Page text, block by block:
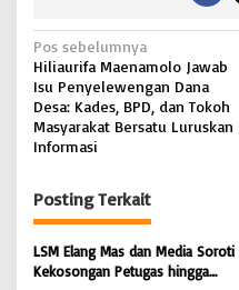
N
a
v
i
a
s
i
Pos sebelumnya
Hiliaurifa Maenamolo Jawab
Isu Penyelewengan Dana
Desa: Kades, BPD, dan Tokoh
Masyarakat Bersatu Luruskan
Informasi
Posting Terkait
LSM Elang Mas dan Media Soroti
Kekosongan Petugas hingga